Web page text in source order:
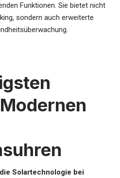
Funktionen. Sie bietet nicht
sondern auch erweiterte
Solartechnologie bei